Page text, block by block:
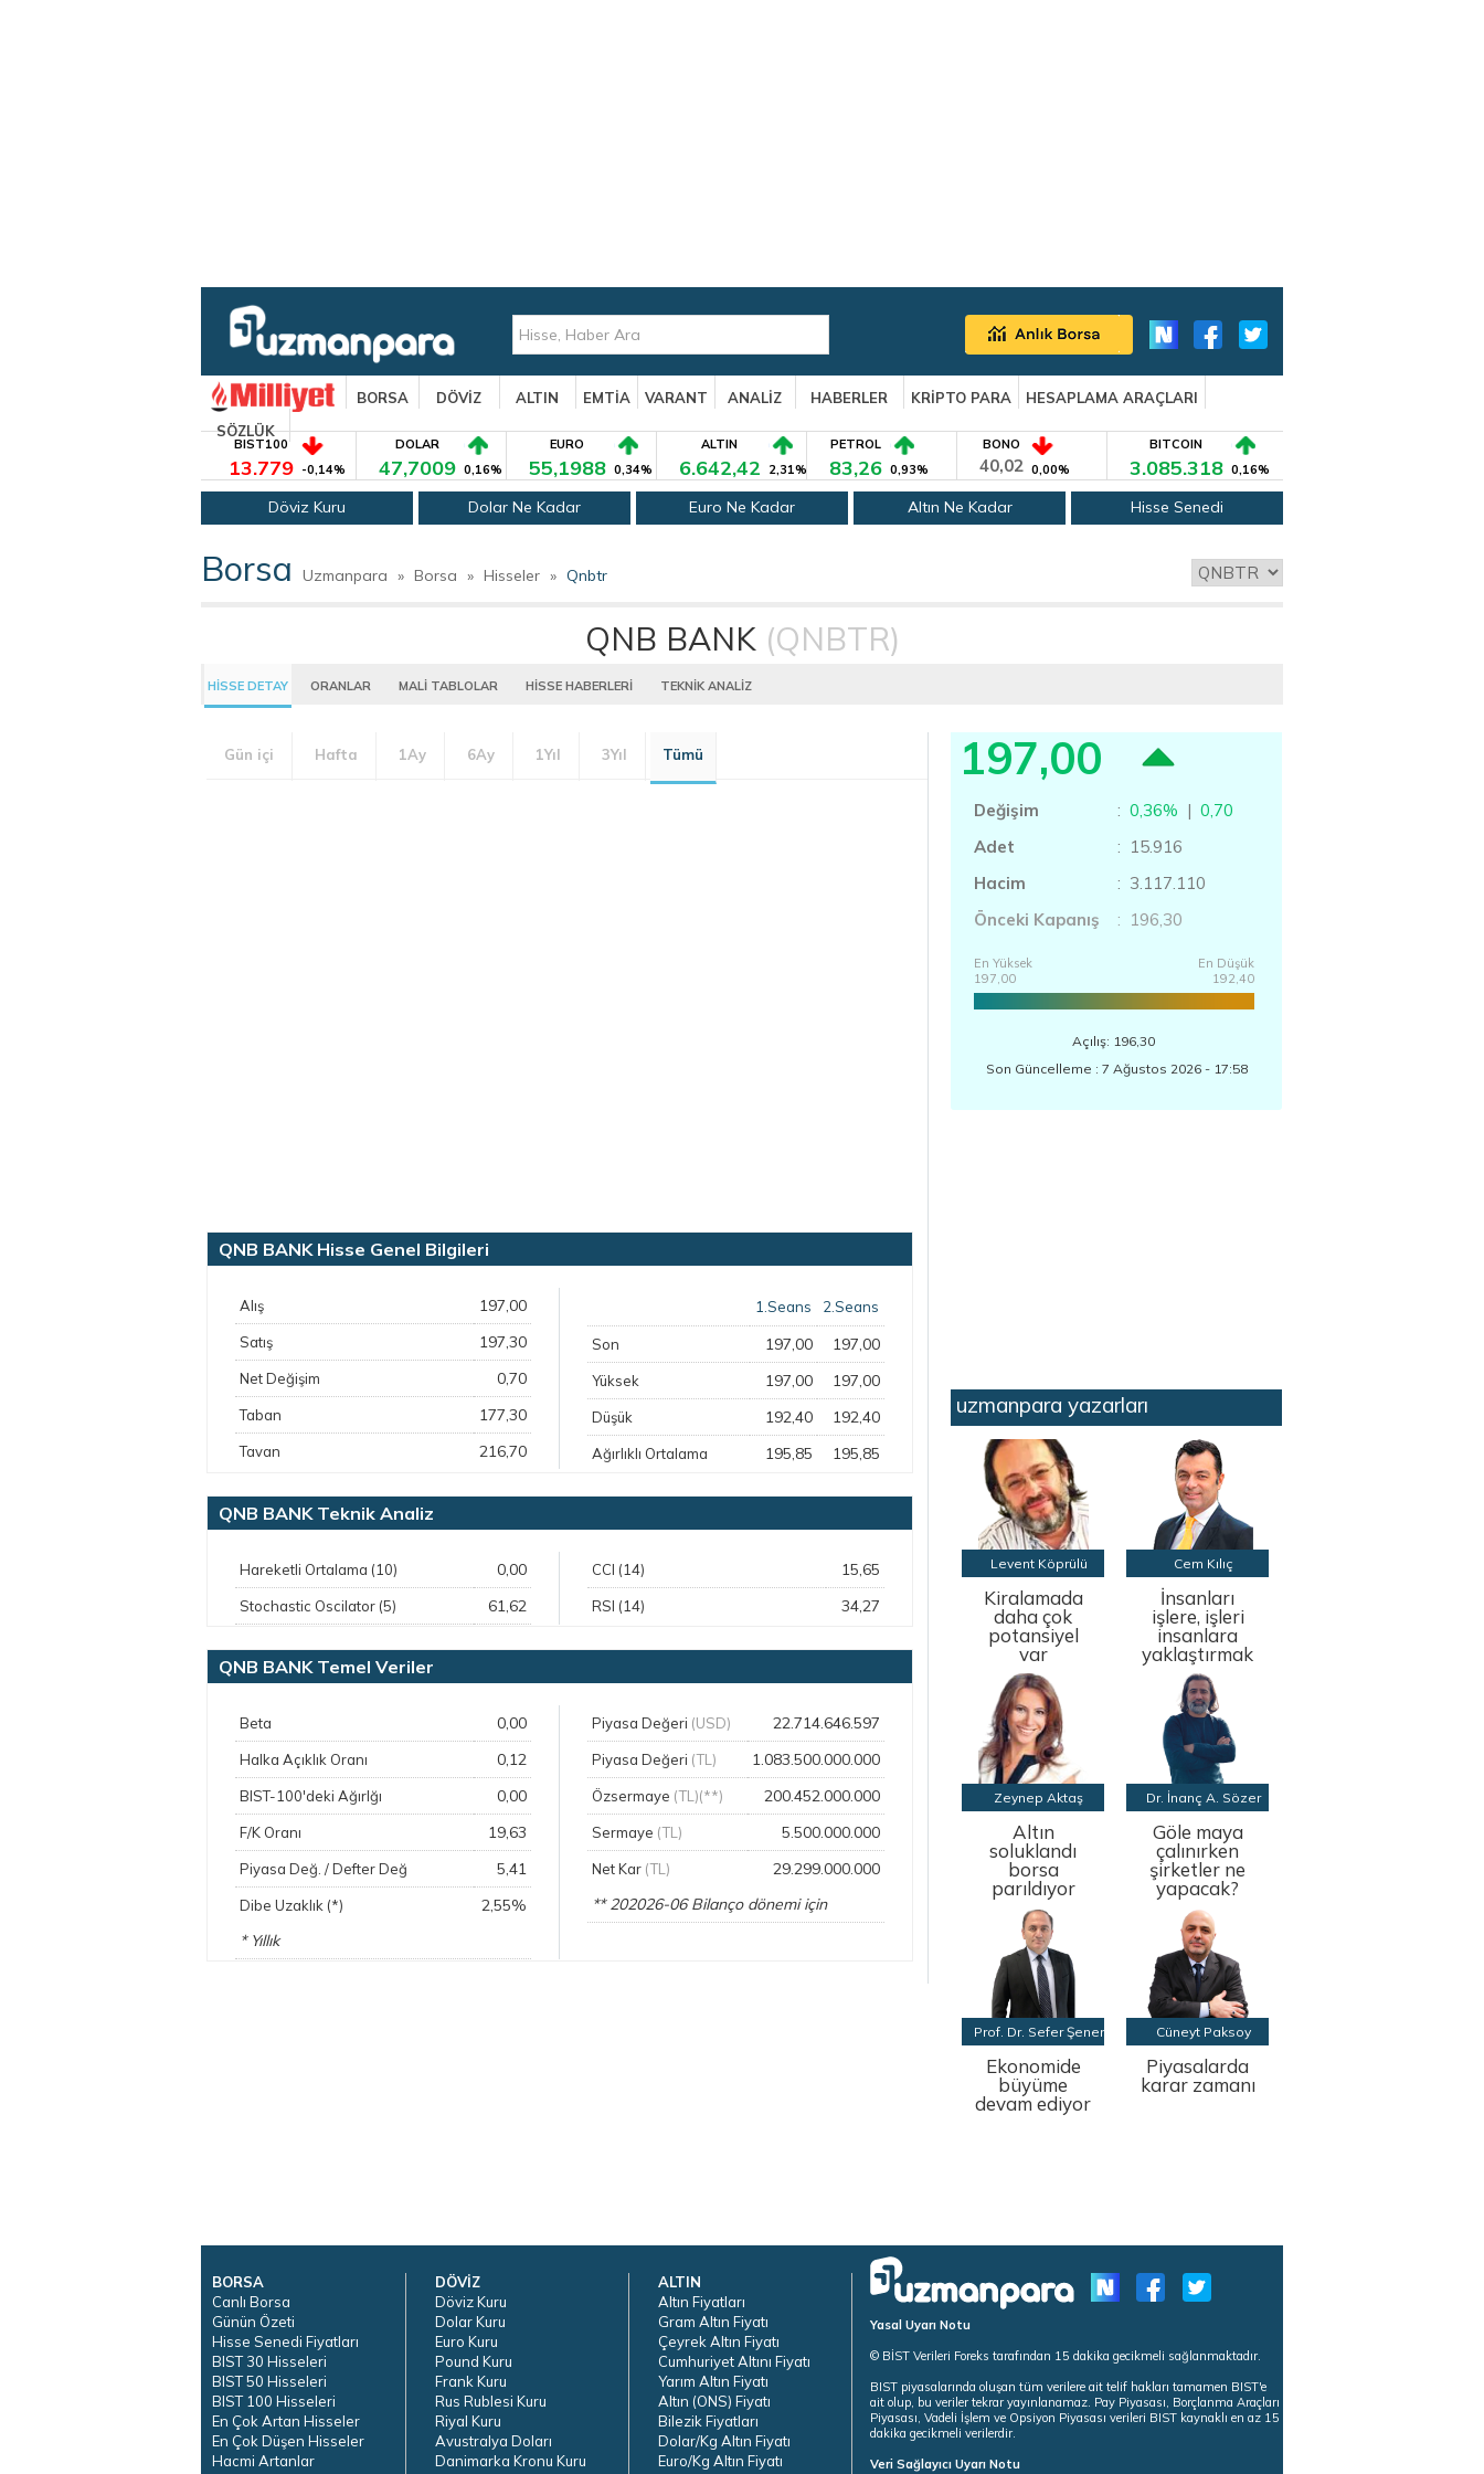
BORSA DÖVİZ ALTIN EMTİA VARANT ANALİZ HABERLER KRİPTO PARA
HESAPLAMA ARAÇLARI
SÖZLÜK
BIST100
13.779 -0,14%
DOLAR
47,7009 0,16%
EURO
55,1988 0,34%
ALTIN
6.642,42 2,31%
PETROL
83,26 0,93%
BONO
40,02 0,00%
BITCOIN
3.085.318 0,16%
Döviz Kuru Dolar Ne Kadar Euro Ne Kadar Altın Ne Kadar Hisse Senedi
Borsa Uzmanpara » Borsa » Hisseler » Qnbtr
QNB BANK (QNBTR)
HİSSE DETAY ORANLAR MALİ TABLOLAR HİSSE HABERLERİ TEKNİK ANALİZ
Gün içi Hafta 1Ay 6Ay 1Yıl 3Yıl Tümü
QNB BANK Hisse Genel Bilgileri
Alış 197,00
Satış 197,30
Net Değişim 0,70
Taban 177,30
Tavan 216,70
1.Seans 2.Seans
Son 197,00 197,00
Yüksek 197,00 197,00
Düşük 192,40 192,40
Ağırlıklı Ortalama 195,85 195,85
QNB BANK Teknik Analiz
Hareketli Ortalama (10) 0,00
Stochastic Oscilator (5) 61,62
CCI (14) 15,65
RSI (14) 34,27
QNB BANK Temel Veriler
Beta 0,00
Halka Açıklık Oranı 0,12
BIST-100'deki Ağırlğı 0,00
F/K Oranı 19,63
Piyasa Değ. / Defter Değ 5,41
Dibe Uzaklık (*)
2,55%
* Yıllık
Piyasa Değeri (USD) 22.714.646.597
Piyasa Değeri (TL) 1.083.500.000.000
Özsermaye (TL)(**) 200.452.000.000
Sermaye (TL) 5.500.000.000
Net Kar (TL)
29.299.000.000
** 202026-06 Bilanço dönemi için
197,00
Değişim : 0,36% | 0,70
Adet
: 15.916
Hacim
: 3.117.110
Önceki Kapanış
: 196,30
En Yüksek
197,00
En Düşük
192,40
Açılış: 196,30
Son Güncelleme : 7 Ağustos 2026 - 17:58
uzmanpara yazarları
Levent Köprülü
Kiralamada
daha çok
potansiyel
var
Cem Kılıç
İnsanları
işlere, işleri
insanlara
yaklaştırmak
Zeynep Aktaş
Altın
soluklandı
borsa
parıldıyor
Dr. İnanç A. Sözer
Göle maya
çalınırken
şirketler ne
yapacak?
Prof. Dr. Sefer Şener
Ekonomide
büyüme
devam ediyor
Cüneyt Paksoy
Piyasalarda
karar zamanı
BORSA
Canlı Borsa
Günün Özeti
Hisse Senedi Fiyatları
BIST 30 Hisseleri
BIST 50 Hisseleri
BIST 100 Hisseleri
En Çok Artan Hisseler
En Çok Düşen Hisseler
Hacmi Artanlar
DÖVİZ
Döviz Kuru
Dolar Kuru
Euro Kuru
Pound Kuru
Frank Kuru
Rus Rublesi Kuru
Riyal Kuru
Avustralya Doları
Danimarka Kronu Kuru
ALTIN
Altın Fiyatları
Gram Altın Fiyatı
Çeyrek Altın Fiyatı
Cumhuriyet Altını Fiyatı
Yarım Altın Fiyatı
Altın (ONS) Fiyatı
Bilezik Fiyatları
Dolar/Kg Altın Fiyatı
Euro/Kg Altın Fiyatı
Yasal Uyarı Notu
© BİST Verileri Foreks tarafından 15 dakika gecikmeli sağlanmaktadır.
BIST piyasalarında oluşan tüm verilere ait telif hakları tamamen BIST'e
ait olup, bu veriler tekrar yayınlanamaz. Pay Piyasası, Borçlanma Araçları
Piyasası, Vadeli İşlem ve Opsiyon Piyasası verileri BIST kaynaklı en az 15
dakika gecikmeli verilerdir.
Veri Sağlayıcı Uyarı Notu